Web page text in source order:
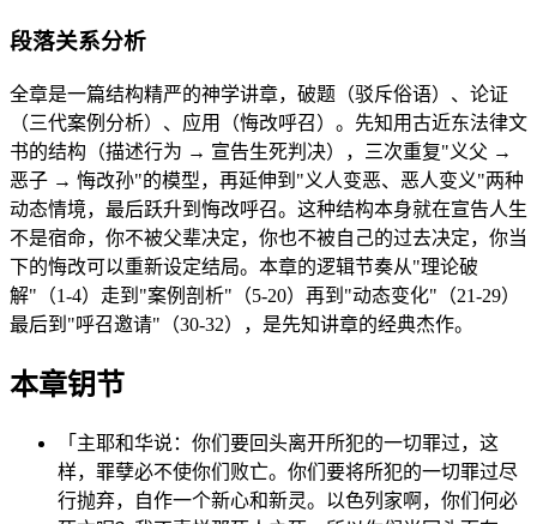
段落关系分析
全章是一篇结构精严的神学讲章，破题（驳斥俗语）、论证
（三代案例分析）、应用（悔改呼召）。先知用古近东法律文
书的结构（描述行为 → 宣告生死判决），三次重复"义父 →
恶子 → 悔改孙"的模型，再延伸到"义人变恶、恶人变义"两种
动态情境，最后跃升到悔改呼召。这种结构本身就在宣告人生
不是宿命，你不被父辈决定，你也不被自己的过去决定，你当
下的悔改可以重新设定结局。本章的逻辑节奏从"理论破
解"（1-4）走到"案例剖析"（5-20）再到"动态变化"（21-29）
最后到"呼召邀请"（30-32），是先知讲章的经典杰作。
本章钥节
「主耶和华说：你们要回头离开所犯的一切罪过，这
样，罪孽必不使你们败亡。你们要将所犯的一切罪过尽
行抛弃，自作一个新心和新灵。以色列家啊，你们何必